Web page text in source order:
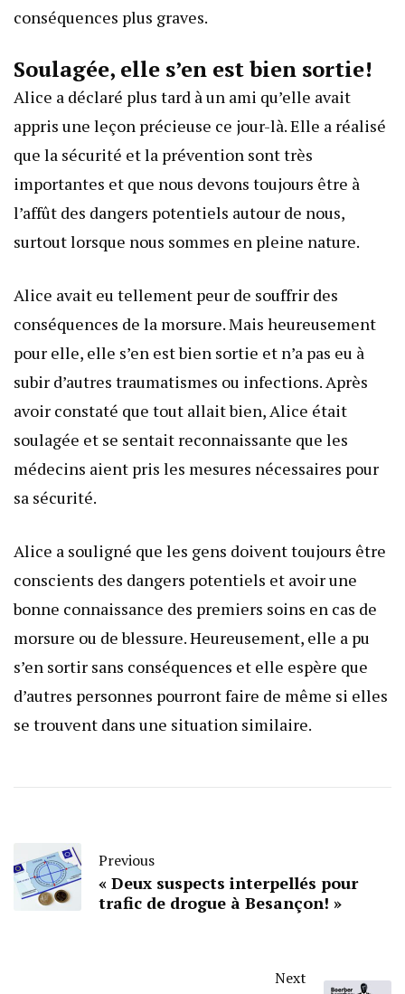
conséquences plus graves.
Soulagée, elle s’en est bien sortie!
Alice a déclaré plus tard à un ami qu’elle avait
appris une leçon précieuse ce jour-là. Elle a réalisé
que la sécurité et la prévention sont très
importantes et que nous devons toujours être à
l’affût des dangers potentiels autour de nous,
surtout lorsque nous sommes en pleine nature.
Alice avait eu tellement peur de souffrir des
conséquences de la morsure. Mais heureusement
pour elle, elle s’en est bien sortie et n’a pas eu à
subir d’autres traumatismes ou infections. Après
avoir constaté que tout allait bien, Alice était
soulagée et se sentait reconnaissante que les
médecins aient pris les mesures nécessaires pour
sa sécurité.
Alice a souligné que les gens doivent toujours être
conscients des dangers potentiels et avoir une
bonne connaissance des premiers soins en cas de
morsure ou de blessure. Heureusement, elle a pu
s’en sortir sans conséquences et elle espère que
d’autres personnes pourront faire de même si elles
se trouvent dans une situation similaire.
Previous
« Deux suspects interpellés pour
trafic de drogue à Besançon! »
Next